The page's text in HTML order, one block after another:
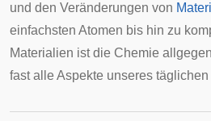
und den Veränderungen von
einfachsten Atomen bis hin zu
Materialien ist die Chemie
fast alle Aspekte unseres